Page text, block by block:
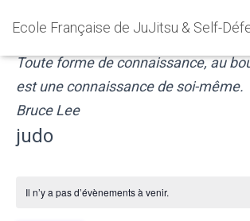
Ecole Française de JuJitsu & Self-
Toute forme de connaissance, au
est une connaissance de soi-même.
Bruce Lee
judo
Il n’y a pas d’évènements à venir.